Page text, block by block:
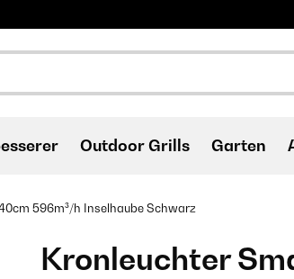
Outdoor Grills Garten
596m³/h Inselhaube Schwarz
Kronleuchter